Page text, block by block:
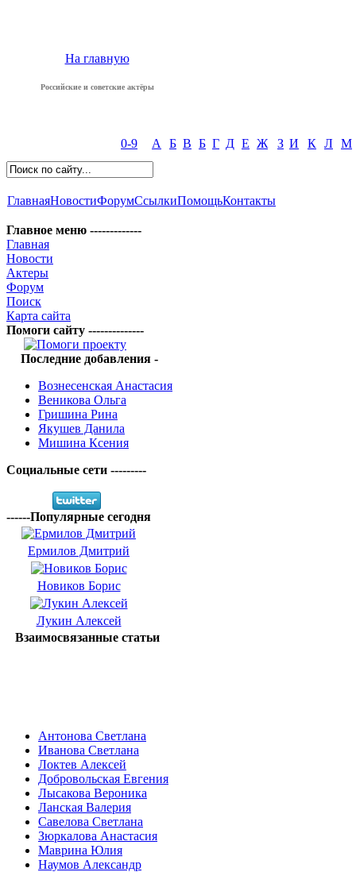
На главную
Российские и советские актёры
0-9 А Б В Б Г Д Е Ж З И К Л М
ГлавнаяНовостиФорумСсылкиПомощьКонтакты
Главное меню -------------
Главная
Новости
Актеры
Форум
Поиск
Карта сайта
Помоги сайту --------------
Последние добавления -
Вознесенская Анастасия
Веникова Ольга
Гришина Рина
Якушев Данила
Мишина Ксения
Социальные сети ---------
------Популярные сегодня
Ермилов Дмитрий
Новиков Борис
Лукин Алексей
Взаимосвязанные статьи
Антонова Светлана
Иванова Светлана
Локтев Алексей
Добровольская Евгения
Лысакова Вероника
Ланская Валерия
Савелова Светлана
Зюркалова Анастасия
Маврина Юлия
Наумов Александр